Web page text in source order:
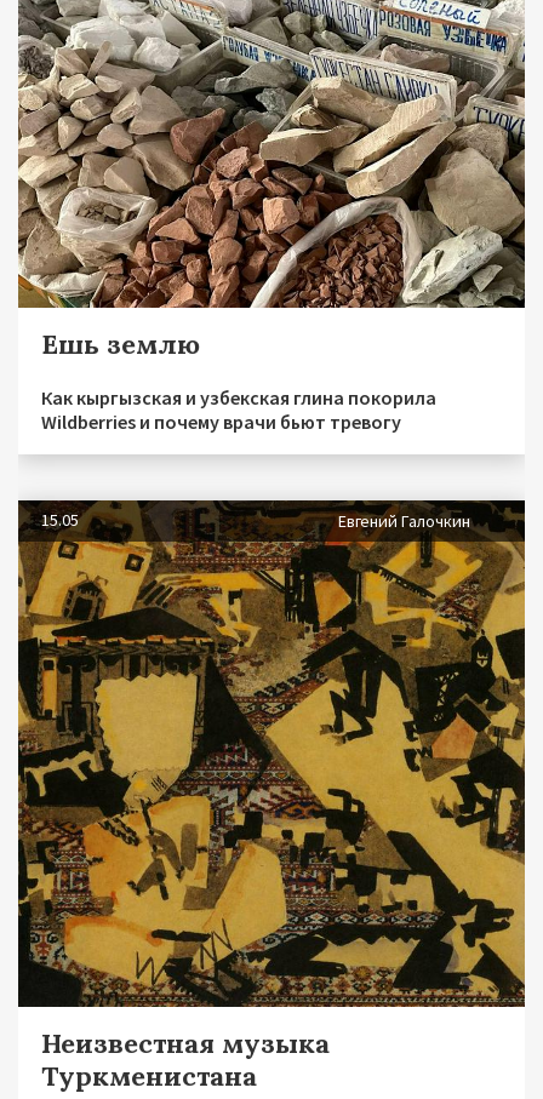
Ешь землю
Как кыргызская и узбекская глина покорила
Wildberries и почему врачи бьют тревогу
15.05 Евгений Галочкин
Неизвестная музыка
Туркменистана